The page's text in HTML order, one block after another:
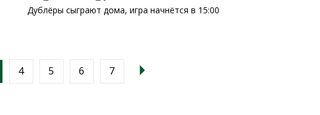
Дублёры сыграют дома, игра начнётся в 15:00
4 5 6 7